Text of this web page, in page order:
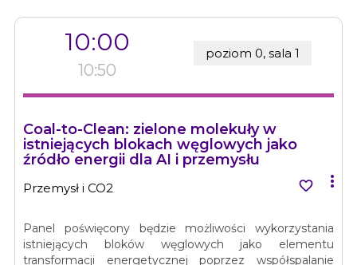
10:00
10:50
poziom 0, sala 1
Coal-to-Clean: zielone molekuły w
istniejących blokach węglowych jako
źródło energii dla AI i przemysłu
Przemysł i CO2  
Panel poświęcony będzie możliwości wykorzystania
istniejących bloków węglowych jako elementu
transformacji energetycznej poprzez współspalanie